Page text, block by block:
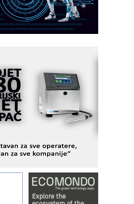
revolucioniše
automatizaciju
operator PANEL-OM
napredna rešenja za
industrijske i logističke
– 35 godina preciznosti u
pametnim dozirnim
Komponente koje
– japanska
u transferu fluida